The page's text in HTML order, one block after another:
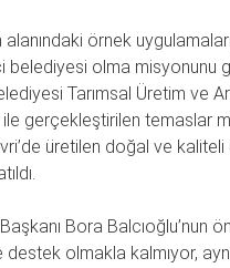
alanındaki örnek
belediyesi olma misyonunu
Tarımsal Üretim ve
gerçekleştirilen temaslar
üretilen doğal ve
Bora Balcıoğlu’nun
olmakla kalmıyor,